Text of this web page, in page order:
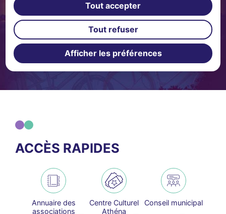
Afficher les préférences
Tout accepter
Tout refuser
ACCÈS RAPIDES
Annuaire des
associations
Centre Culturel
Athéna
Conseil municipal